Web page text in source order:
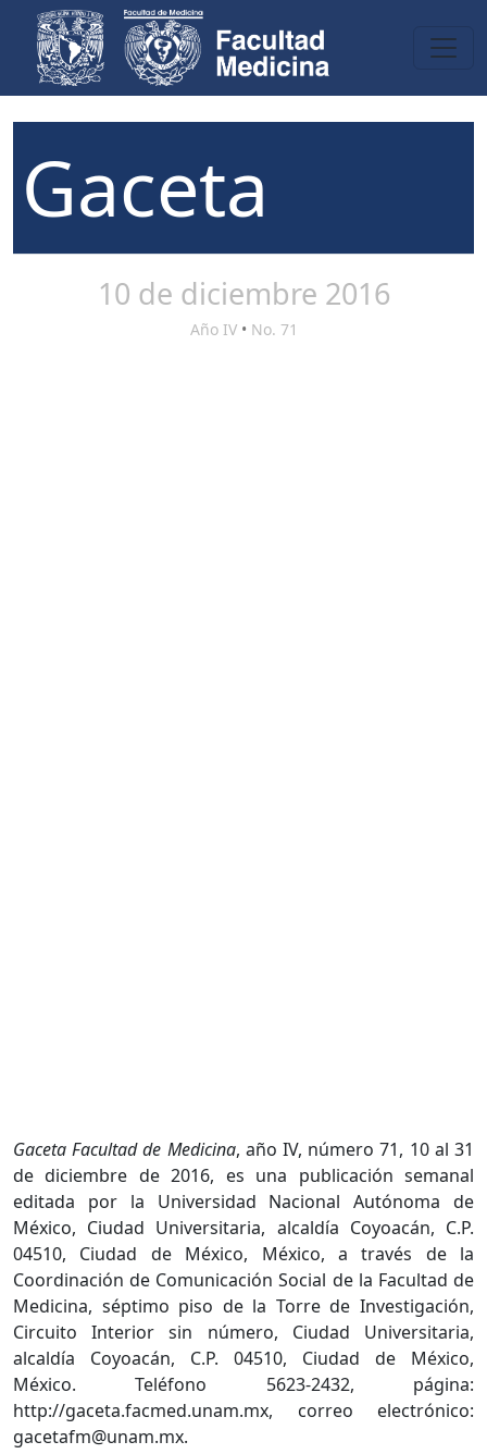
Gaceta
10 de diciembre 2016
Año IV • No. 71
Gaceta Facultad de Medicina, año IV, número 71, 10 al 31
de diciembre de 2016, es una publicación semanal
editada por la Universidad Nacional Autónoma de
México, Ciudad Universitaria, alcaldía Coyoacán, C.P.
04510, Ciudad de México, México, a través de la
Coordinación de Comunicación Social de la Facultad de
Medicina, séptimo piso de la Torre de Investigación,
Circuito Interior sin número, Ciudad Universitaria,
alcaldía Coyoacán, C.P. 04510, Ciudad de México,
México. Teléfono 5623-2432, página:
http://gaceta.facmed.unam.mx, correo electrónico:
gacetafm@unam.mx.